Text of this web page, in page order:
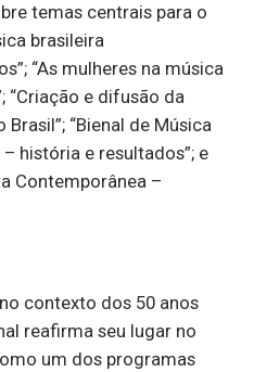
temas centrais para o
brasileira
“As mulheres na música
“Criação e difusão da
“Bienal de Música
história e resultados”; e
Contemporânea –
contexto dos 50 anos
reafirma seu lugar no
um dos programas